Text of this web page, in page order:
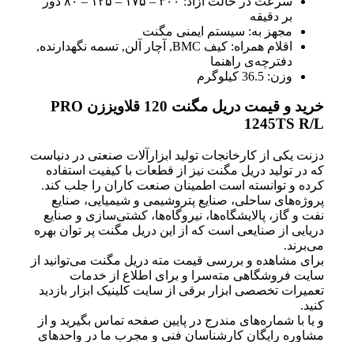
بر دقیقه
مجهز به: سیستم ایمنی مگنت
اقلام همراه: کیف BMC, آچار آلن, تسمه نگهدارنده,
دفترچه‌ی راهنما
وزن: 36.5 کیلوگرم
خرید و قیمت دریل مگنت 120 قلاویززن PRO
1245TS R/L
دزنت یکی از کارخانجات تولید ابزارآلات صنعتی در دنیاست
که در تولید دریل مگنت نیز از قطعات با کیفیت استفاده
کرده و توانسته است اطمینان صنعت کاران را جلب کند.
پروژه‌های ساحلی، صنایع پتروشیمی و شیمیایی، صنایع
نفت و گاز، پالایشگاه‌ها، نیروگاه‌ها، کشتی‌سازی و صنایع
دریایی از صنایعی است که از این دریل مگنت پر توان بهره
می‌برند.
برای مشاهده و بررسی قیمت مته دریل مگنت می‌توانید از
سایت فروشگاهی مته‌سرا و برای اطلاع از خدمات
تعمیرات تخصصی ابزار برقی از سایت کلینیک ابزار بازدید
کنید.
و یا با شماره‌های مندرج در پایین صفحه تماس بگیرید و از
مشاوره رایگان کارشناسان فنی و مجرب ما در واحدهای